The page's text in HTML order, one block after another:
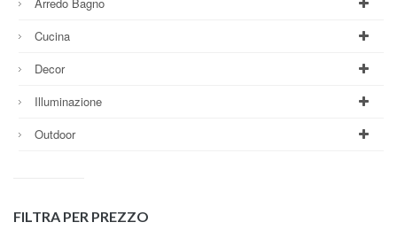
Cucina
Decor
Illuminazione
Outdoor
FILTRA PER PREZZO